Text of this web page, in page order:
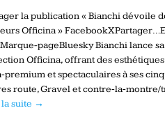
la publication « Bianchi dévoile
Officina »
pageBluesky Bianchi lance
Officina, offrant des esthétiques
et spectaculaires à ses
route, Gravel et contre‑la‑montre/
suite →